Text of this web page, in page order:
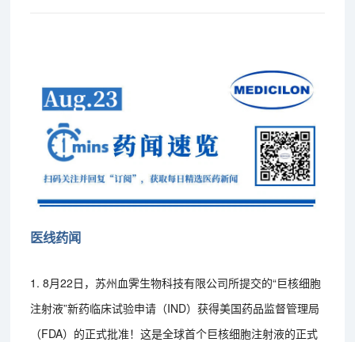
医线药闻
1. 8月22日，苏州血霁生物科技有限公司所提交的“巨核细胞
注射液”新药临床试验申请（IND）获得美国药品监督管理局
（FDA）的正式批准！这是全球首个巨核细胞注射液的正式